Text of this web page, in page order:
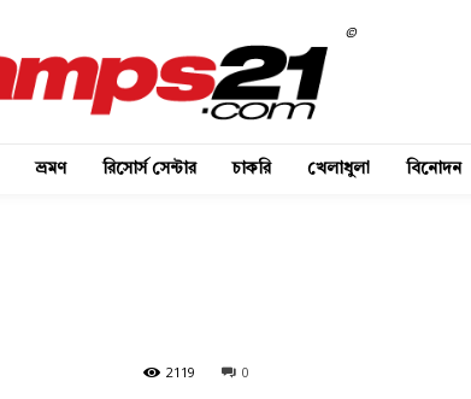
©
ভ্রমণ রিসোর্স সেন্টার চাকরি খেলাধুলা বিনোদন
0
2119